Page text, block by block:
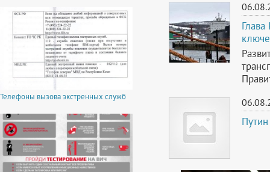
Телефоны вызова экстренных служб